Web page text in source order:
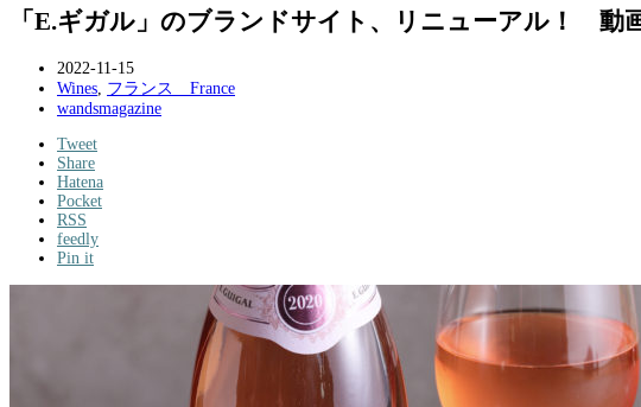
「E.ギガル」のブランドサイト、リニューアル！ 動
2022-11-15
Wines フランス France
wandsmagazine
Tweet
Share
Hatena
Pocket
RSS
feedly
Pin it